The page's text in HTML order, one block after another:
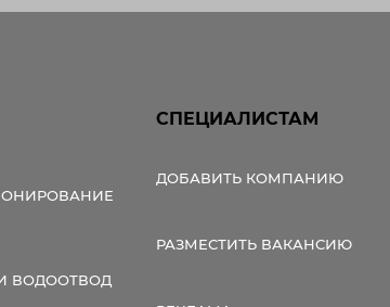
ВОДООТВОД
СПЕЦИАЛИСТАМ
ДОБАВИТЬ КОМПАНИЮ
РАЗМЕСТИТЬ ВАКАНСИЮ